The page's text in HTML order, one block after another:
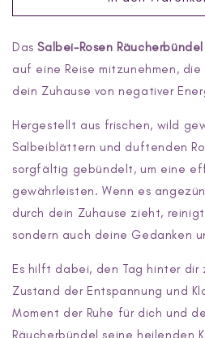
Salbei
mit
Rosenblätter
Salbei
mit
Rosenblätter
DasSalbei-Rosen Räucherbündel
auf eine Reise mitzunehmen,
dein Zuhause von negativer
Hergestellt aus frischen, wild
Salbeiblättern und duftenden
sorgfältig gebündelt, um eine
gewährleisten. Wenn es
durch dein Zuhause zieht,
sondern auch deine Gedanken
Es hilft dabei, den Tag hinter dir
Zustand der Entspannung und
Moment der Ruhe für dich und
Räucherbündel seine